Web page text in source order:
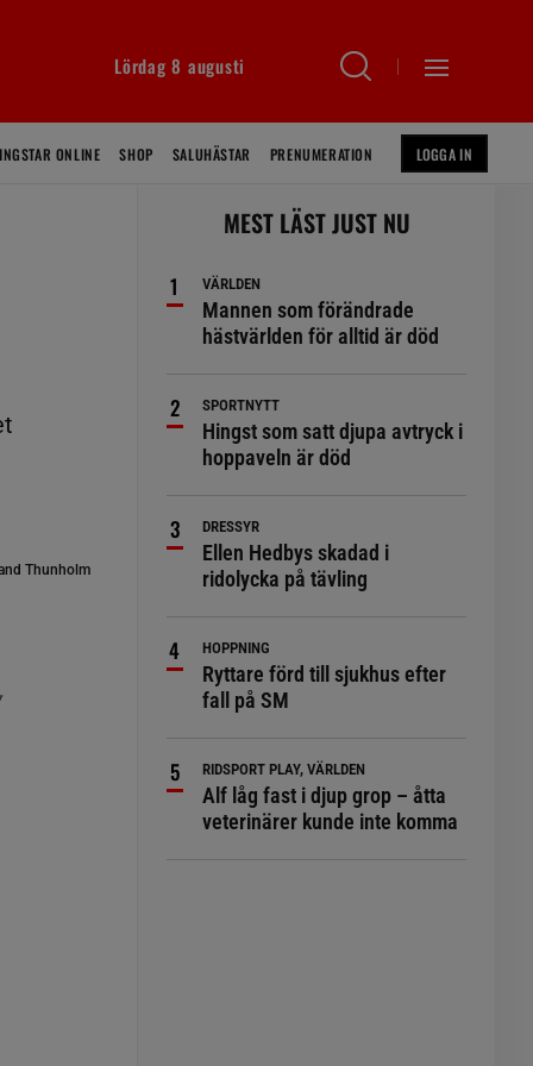
Lördag 8 augusti
ONLINE SHOP SALUHÄSTAR PRENUMERATION LOGGA IN
Thunholm
MEST LÄST JUST NU
VÄRLDEN
Mannen som förändrade
hästvärlden för alltid är död
SPORTNYTT
Hingst som satt djupa avtryck i
hoppaveln är död
DRESSYR
Ellen Hedbys skadad i
ridolycka på tävling
HOPPNING
Ryttare förd till sjukhus efter
fall på SM
RIDSPORT PLAY, VÄRLDEN
Alf låg fast i djup grop – åtta
veterinärer kunde inte komma